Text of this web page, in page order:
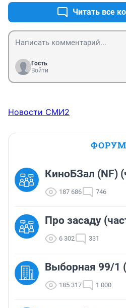
Читать все
Гость
Войти
Новости СМИ2
КиноБЗал (NF)
187 686 746
Про засаду
6 302 331
Выборная 99/1
185 317 1 000